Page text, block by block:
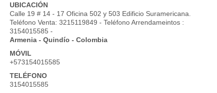
UBICACIÓN
Calle 19 # 14 - 17 Oficina 502 y 503 Edificio Suramericana.
Teléfono Venta: 3215119849 - Teléfono Arrendameintos :
3154015585 -
Armenia - Quindío - Colombia
MÓVIL
+573154015585
TELÉFONO
3154015585